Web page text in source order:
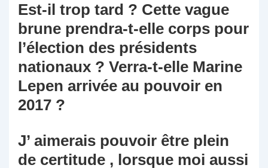
Est-il trop tard ? Cette vague
brune prendra-t-elle corps pour
l’élection des présidents
nationaux ? Verra-t-elle Marine
Lepen arrivée au pouvoir en
2017 ?
J’ aimerais pouvoir être plein
de certitude , lorsque moi aussi